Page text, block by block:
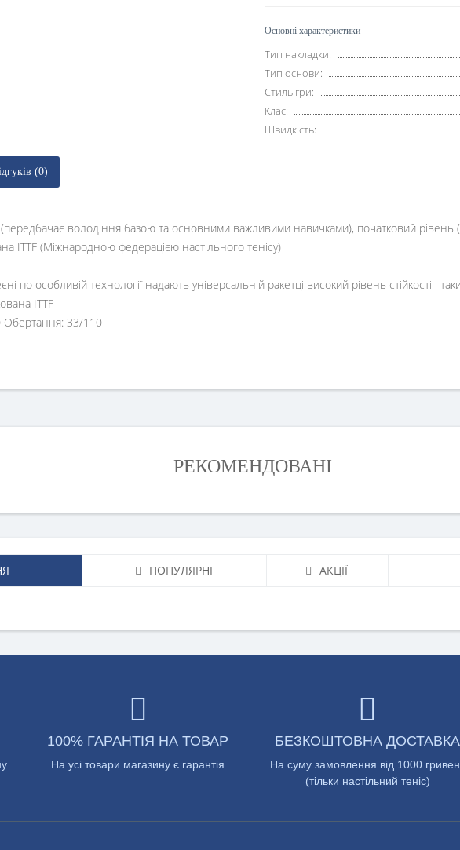
Основні характеристики
Тип накладки:
Тип основи:
Стиль гри:
Клас:
Швидкість:
(0)
(передбачає володіння базою та основними важливими навичками), початковий
ITTF (Міжнародною федерацією настільного тенісу)
по особливій технології надають універсальній ракетці високий рівень стійкості
ITTF
Обертання: 33/110
РЕКОМЕНДОВАНІ
ПОПУЛЯРНІ АКЦІЇ
100% ГАРАНТІЯ НА ТОВАР
На усі товари магазину є гарантія
БЕЗКОШТОВНА ДОСТАВКА
На суму замовлення від 1000
(тільки настільний теніс)